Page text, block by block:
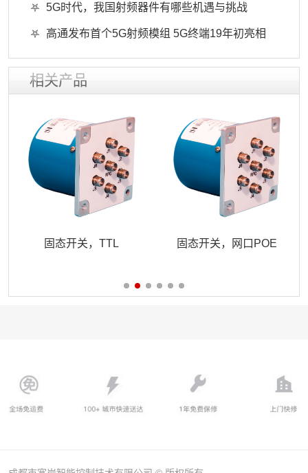
5G时代，我国射频器件有哪些机遇与挑战
高通发布首个5G射频模组 5G终端19年初亮相
相关产品
固态开关，TTL 固态开关，网口POE